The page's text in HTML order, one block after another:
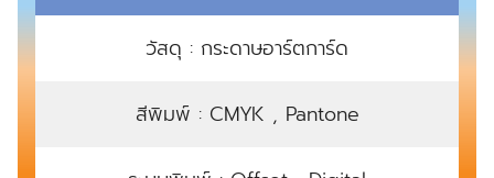
วัสดุ : กระดาษอาร์ตการ์ด
สีพิมพ์ : CMYK , Pantone